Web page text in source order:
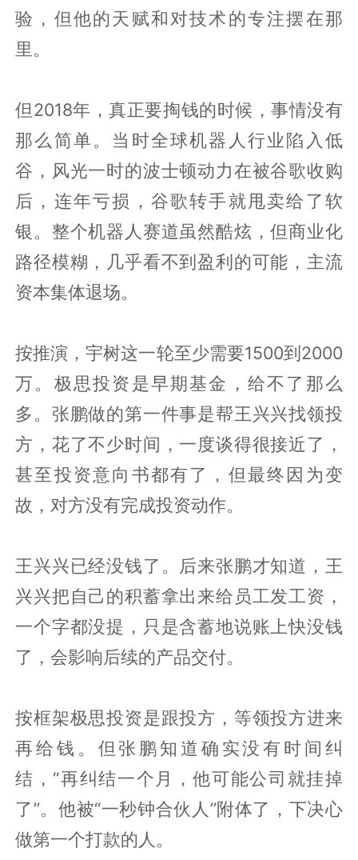
验，但他的天赋和对技术的专注摆在那
里。
但2018年，真正要掏钱的时候，事情没有
那么简单。当时全球机器人行业陷入低
谷，风光一时的波士顿动力在被谷歌收购
后，连年亏损，谷歌转手就甩卖给了软
银。整个机器人赛道虽然酷炫，但商业化
路径模糊，几乎看不到盈利的可能，主流
资本集体退场。
按推演，宇树这一轮至少需要1500到2000
万。极思投资是早期基金，给不了那么
多。张鹏做的第一件事是帮王兴兴找领投
方，花了不少时间，一度谈得很接近了，
甚至投资意向书都有了，但最终因为变
故，对方没有完成投资动作。
王兴兴已经没钱了。后来张鹏才知道，王
兴兴把自己的积蓄拿出来给员工发工资，
一个字都没提，只是含蓄地说账上快没钱
了，会影响后续的产品交付。
按框架极思投资是跟投方，等领投方进来
再给钱。但张鹏知道确实没有时间纠
结，“再纠结一个月，他可能公司就挂掉
了”。他被“一秒钟合伙人”附体了，下决心
做第一个打款的人。